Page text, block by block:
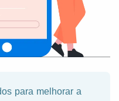
para melhorar a